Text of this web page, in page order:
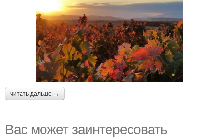
читать дальше →
Вас может заинтересовать